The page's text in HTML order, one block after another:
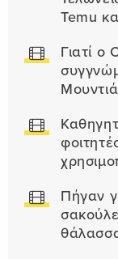
Temu
Γιατί ο
Πήγαν